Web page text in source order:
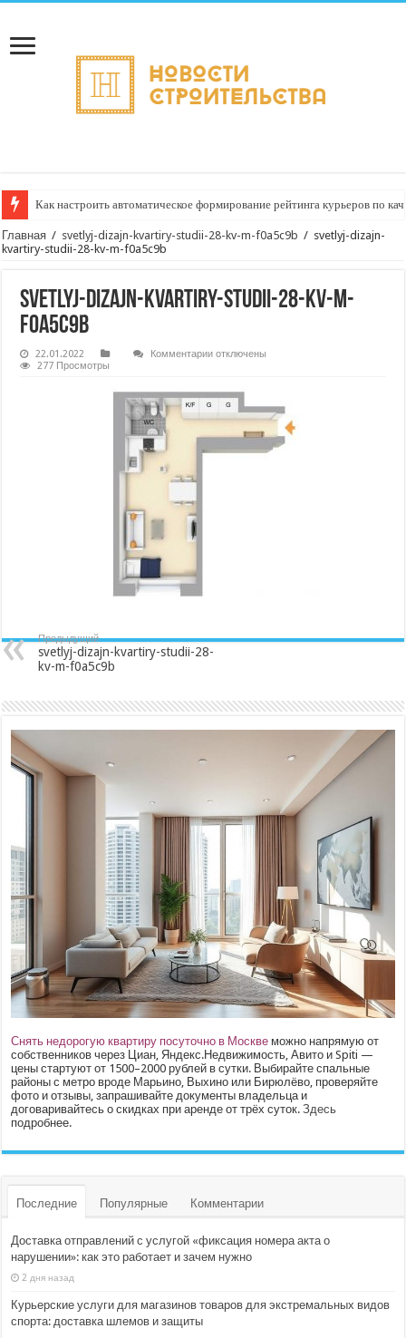
Как настроить автоматическое формирование рейтинга курьеров по
Главная / svetlyj-dizajn-kvartiry-studii-28-kv-m-f0a5c9b / svetlyj-dizajn-
kvartiry-studii-28-kv-m-f0a5c9b
svetlyj-dizajn-kvartiry-studii-28-kv-m-
f0a5c9b
22.01.2022 Комментариик
kvartiry-
studii-
28-
kv-
отключены
277 Просмотры
Предыдущий
svetlyj-dizajn-kvartiry-studii-28-
kv-m-f0a5c9b
Снять недорогую квартиру посуточно в Москве можно напрямую от
собственников через Циан, Яндекс.Недвижимость, Авито и Spiti —
цены стартуют от 1500–2000 рублей в сутки. Выбирайте спальные
районы с метро вроде Марьино, Выхино или Бирюлёво, проверяйте
фото и отзывы, запрашивайте документы владельца и
договаривайтесь о скидках при аренде от трёх суток.Здесь
подробнее.
Последние Популярные Комментарии
Доставка отправлений с услугой «фиксация номера акта о
нарушении»: как это работает и зачем нужно
2 дня назад
Курьерские услуги для магазинов товаров для экстремальных видов
спорта: доставка шлемов и защиты